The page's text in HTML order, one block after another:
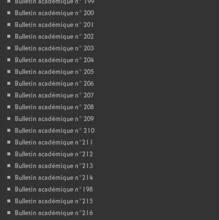
Bulletin académique n° 200
Bulletin académique n° 201
Bulletin académique n° 202
Bulletin académique n° 203
Bulletin académique n° 204
Bulletin académique n° 205
Bulletin académique n° 206
Bulletin académique n° 207
Bulletin académique n° 208
Bulletin académique n° 209
Bulletin académique n° 210
Bulletin académique n°211
Bulletin académique n°212
Bulletin académique n°213
Bulletin académique n°214
Bulletin académique n°198
Bulletin académique n°215
Bulletin académique n°216